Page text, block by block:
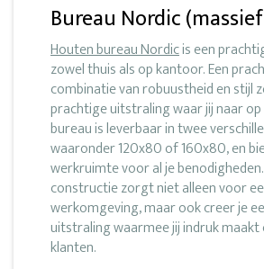
Bureau Nordic
Houten bureau Nordicis een
zowel thuis als op kantoor. Een
combinatie van robuustheid en stijl
prachtige uitstraling waar jij naar
bureau is leverbaar in twee
waaronder 120x80 of 160x80, en
werkruimte voor al je
constructie zorgt niet alleen voor
werkomgeving, maar ook creer je
uitstraling waarmee jij indruk maakt
klanten.